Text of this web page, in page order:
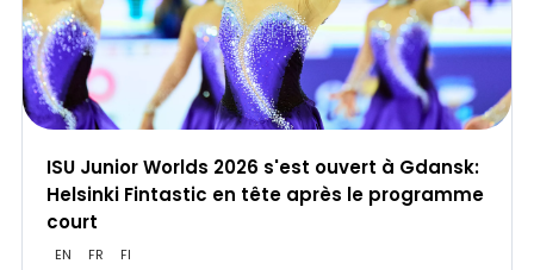
ISU Junior Worlds 2026 s'est ouvert à Gdansk:
Helsinki Fintastic en tête après le programme
court
EN FR FI